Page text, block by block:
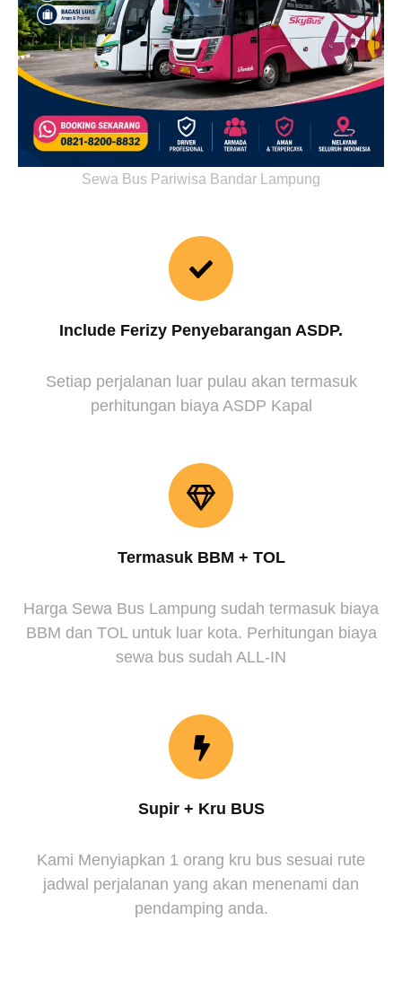
Sewa Bus Pariwisa Bandar Lampung
Include Ferizy Penyebarangan ASDP.
Setiap perjalanan luar pulau akan termasuk
perhitungan biaya ASDP Kapal
Termasuk BBM + TOL
Harga Sewa Bus Lampung sudah termasuk biaya
BBM dan TOL untuk luar kota. Perhitungan biaya
sewa bus sudah ALL-IN
Supir + Kru BUS
Kami Menyiapkan 1 orang kru bus sesuai rute
jadwal perjalanan yang akan menenami dan
pendamping anda.